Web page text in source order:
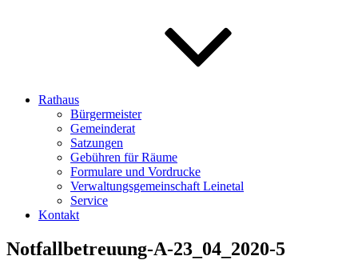
Rathaus
Bürgermeister
Gemeinderat
Satzungen
Gebühren für Räume
Formulare und Vordrucke
Verwaltungsgemeinschaft Leinetal
Service
Kontakt
Notfallbetreuung-A-23_04_2020-5